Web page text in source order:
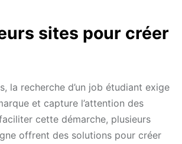
sites pour créer
la recherche d’un job étudiant exige
et capture l’attention des
cette démarche, plusieurs
offrent des solutions pour créer